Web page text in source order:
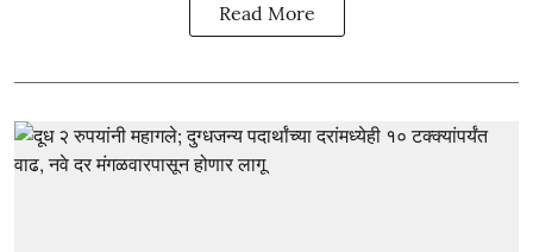
Read More